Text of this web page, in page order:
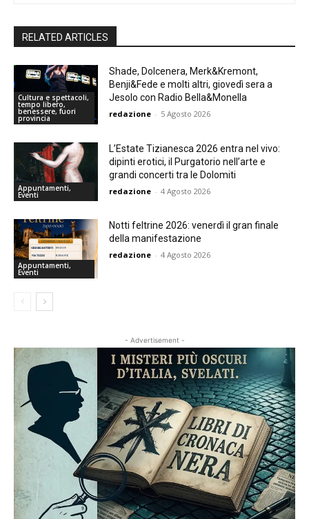
RELATED ARTICLES
Cultura e spettacoli,
tempo libero,
benessere, fuori
provincia
Shade, Dolcenera, Merk&Kremont,
Benji&Fede e molti altri, giovedì sera a
Jesolo con Radio Bella&Monella
redazione - 5 Agosto 2026
Appuntamenti,
Eventi
L’Estate Tizianesca 2026 entra nel vivo:
dipinti erotici, il Purgatorio nell’arte e
grandi concerti tra le Dolomiti
redazione - 4 Agosto 2026
Appuntamenti,
Eventi
Notti feltrine 2026: venerdì il gran finale
della manifestazione
redazione - 4 Agosto 2026
- Advertisement -